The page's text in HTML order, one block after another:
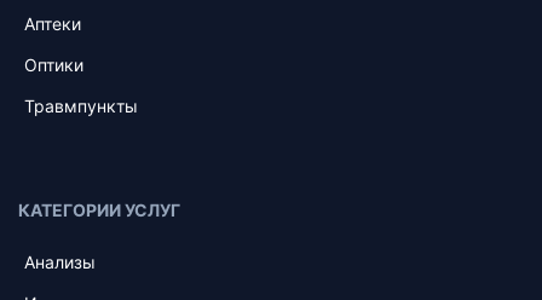
Аптеки
Оптики
Травмпункты
КАТЕГОРИИ УСЛУГ
Анализы